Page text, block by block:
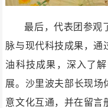
最后，代表团参观
脉与现代科技成果，通
油科技成果，深入了
展。沙里波夫部长现场
意文化互通，并在留言